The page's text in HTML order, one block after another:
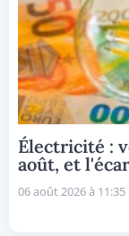
Électricité :
août, et
06 août 2026 à 11:35